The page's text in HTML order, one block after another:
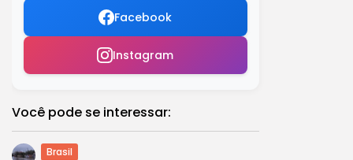
Facebook
Instagram
Você pode se interessar:
Brasil